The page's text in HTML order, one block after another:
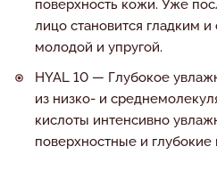
поверхность кожи. Уже
лицо становится гладким
молодой и упругой.
HYAL 10 — Глубокое
из низко- и
кислоты интенсивно
поверхностные и